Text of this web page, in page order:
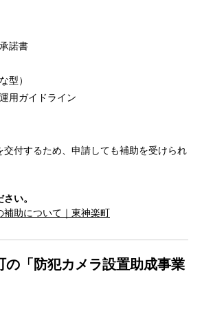
諾書
型）
用ガイドライン
交付するため、申請しても補助を受けられ
い。
補助について｜東神楽町
の「防犯カメラ設置助成事業